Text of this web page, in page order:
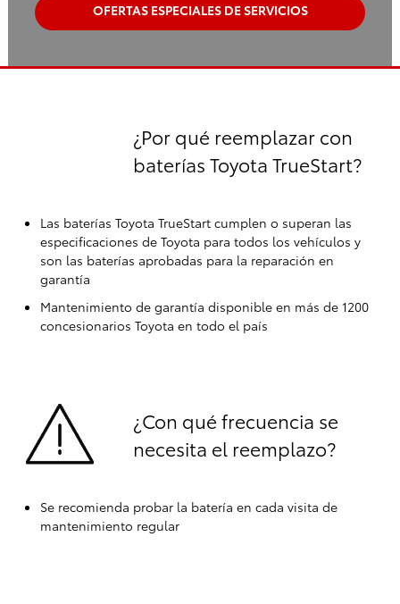
OFERTAS ESPECIALES DE SERVICIOS
¿Por qué reemplazar con
baterías Toyota TrueStart?
Las baterías Toyota TrueStart cumplen o superan las
especificaciones de Toyota para todos los vehículos y
son las baterías aprobadas para la reparación en
garantía
Mantenimiento de garantía disponible en más de 1200
concesionarios Toyota en todo el país
¿Con qué frecuencia se
necesita el reemplazo?
Se recomienda probar la batería en cada visita de
mantenimiento regular